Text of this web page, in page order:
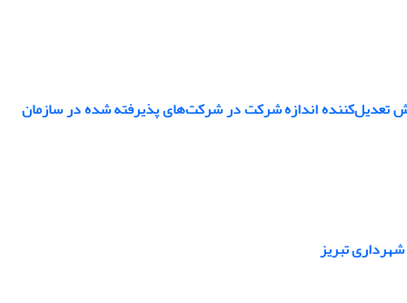
تعدیل‌کننده اندازه شرکت در شرکت‌های پذیرفته شده در سازمان
تبریز